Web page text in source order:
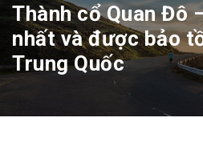
Thành cổ Quan Đô
nhất và được bảo
Trung Quốc